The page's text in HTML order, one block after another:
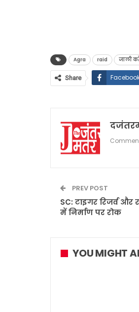
Agra raid जाली
Share
PREV POST
SC: टाइगर रिजर्व और
में निर्माण पर रोक
YOU MIGHT